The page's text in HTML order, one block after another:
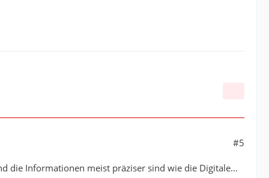
#5
die Informationen meist präziser sind wie die Digitale...